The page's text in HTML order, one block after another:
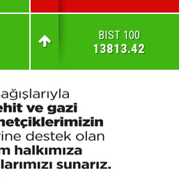
BIST 100
13813.42